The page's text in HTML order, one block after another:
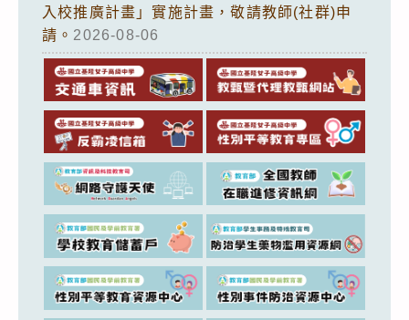
入校推廣計畫」實施計畫，敬請教師(社群)申
請。 2026-08-06